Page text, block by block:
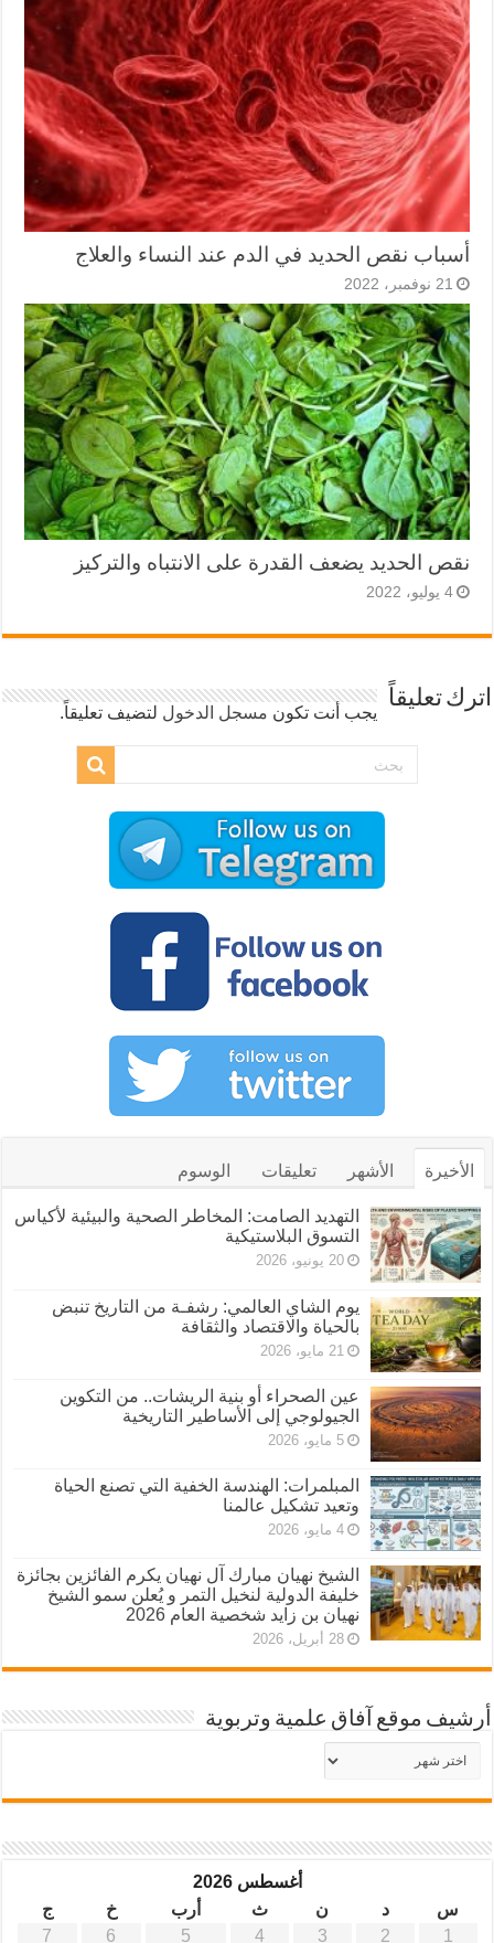
أسباب نقص الحديد في الدم عند النساء والعلاج
21 نوفمبر، 2022
نقص الحديد يضعف القدرة على الانتباه والتركيز
4 يوليو، 2022
اترك تعليقاً
يجب أنت تكون مسجل الدخول لتضيف تعليقاً.
الأخيرة الأشهر تعليقات الوسوم
التهديد الصامت: المخاطر الصحية والبيئية لأكياس
التسوق البلاستيكية
20 يونيو، 2026
يوم الشاي العالمي: رشفـة من التاريخ تنبض
بالحياة والاقتصاد والثقافة
21 مايو، 2026
عين الصحراء أو بنية الريشات.. من التكوين
الجيولوجي إلى الأساطير التاريخية
5 مايو، 2026
المبلمرات: الهندسة الخفية التي تصنع الحياة
وتعيد تشكيل عالمنا
4 مايو، 2026
الشيخ نهيان مبارك آل نهيان يكرم الفائزين بجائزة
خليفة الدولية لنخيل التمر و يُعلن سمو الشيخ
نهيان بن زايد شخصية العام 2026
28 أبريل، 2026
أرشيف موقع آفاق علمية وتربوية
أرشيف
موقع
أغسطس 2026
س
د ن ث أرب خ
ج
1
2
3
4
5
6
7